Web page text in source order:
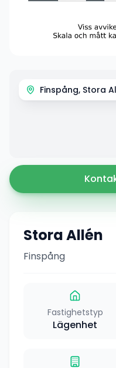
Finspång, Stora
Stora Allén
Finspång
Fastighetstyp
Lägenhet